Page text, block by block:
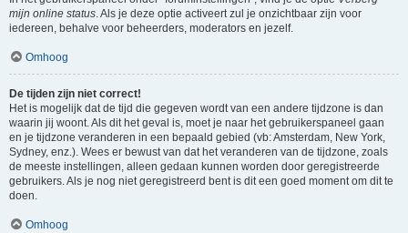
mijn online status. Als je deze optie activeert zul je onzichtbaar zijn voor
iedereen, behalve voor beheerders, moderators en jezelf.
Omhoog
De tijden zijn niet correct!
Het is mogelijk dat de tijd die gegeven wordt van een andere tijdzone is dan
waarin jij woont. Als dit het geval is, moet je naar het gebruikerspaneel gaan
en je tijdzone veranderen in een bepaald gebied (vb: Amsterdam, New York,
Sydney, enz.). Wees er bewust van dat het veranderen van de tijdzone, zoals
de meeste instellingen, alleen gedaan kunnen worden door geregistreerde
gebruikers. Als je nog niet geregistreerd bent is dit een goed moment om dit te
doen.
Omhoog